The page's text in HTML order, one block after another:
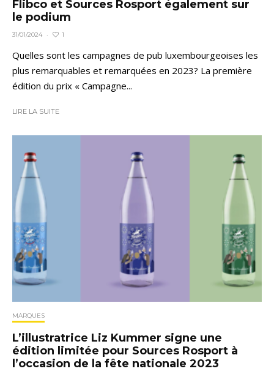
Flibco et Sources Rosport également sur
le podium
31/01/2024 · 1
Quelles sont les campagnes de pub luxembourgeoises les
plus remarquables et remarquées en 2023? La première
édition du prix « Campagne...
LIRE LA SUITE
MARQUES
L’illustratrice Liz Kummer signe une
édition limitée pour Sources Rosport à
l’occasion de la fête nationale 2023